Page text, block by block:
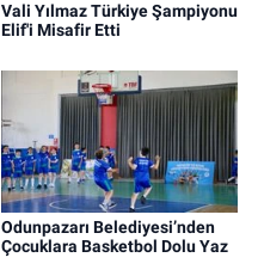
Vali Yılmaz Türkiye Şampiyonu
Elif'i Misafir Etti
Odunpazarı Belediyesi’nden
Çocuklara Basketbol Dolu Yaz